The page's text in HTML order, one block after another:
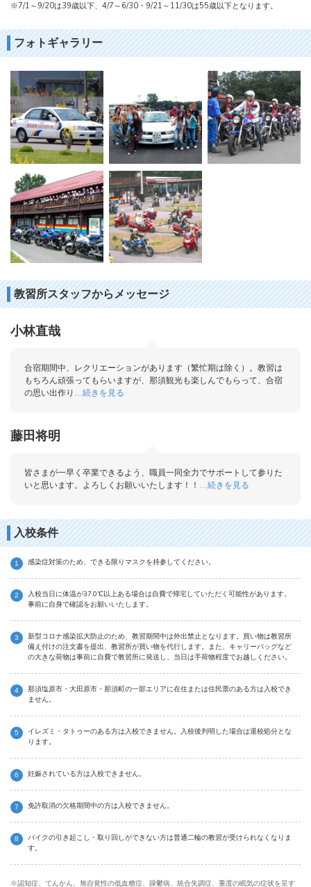
※7/1～9/20は39歳以下、4/7～6/30・9/21～11/30は55歳以下となります。
フォトギャラリー
教習所スタッフからメッセージ
小林直哉
合宿期間中、レクリエーションがあります（繁忙期は除く）。教習は
もちろん頑張ってもらいますが、那須観光も楽しんでもらって、合宿
の思い出作り …続きを見る
藤田将明
皆さまが一早く卒業できるよう、職員一同全力でサポートして参りた
いと思います。よろしくお願いいたします！！ …続きを見る
入校条件
感染症対策のため、できる限りマスクを持参してください。
入校当日に体温が37.0℃以上ある場合は自費で帰宅していただく可能性があります。
事前に自身で確認をお願いいたします。
新型コロナ感染拡大防止のため、教習期間中は外出禁止となります。買い物は教習所
備え付けの注文書を提出、教習所が買い物を代行します。また、キャリーバッグなど
の大きな荷物は事前に自費で教習所に発送し、当日は手荷物程度でお越しください。
那須塩原市・大田原市・那須町の一部エリアに在住または住民票のある方は入校でき
ません。
イレズミ・タトゥーのある方は入校できません。入校後判明した場合は退校処分とな
ります。
妊娠されている方は入校できません。
免許取消の欠格期間中の方は入校できません。
バイクの引き起こし・取り回しができない方は普通二輪の教習が受けられなくなりま
す。
※認知症、てんかん、無自覚性の低血糖症、躁鬱病、統合失調症、重度の眠気の症状を呈す